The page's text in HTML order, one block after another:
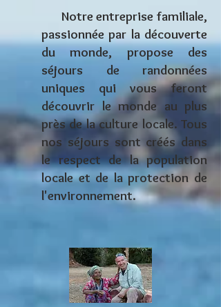
Notre entreprise familiale,
passionnée par la découverte
du monde, propose des
séjours de randonnées
uniques qui vous feront
découvrir le monde au plus
près de la culture locale. Tous
nos séjours sont créés dans
le respect de la population
locale et de la protection de
l'environnement.